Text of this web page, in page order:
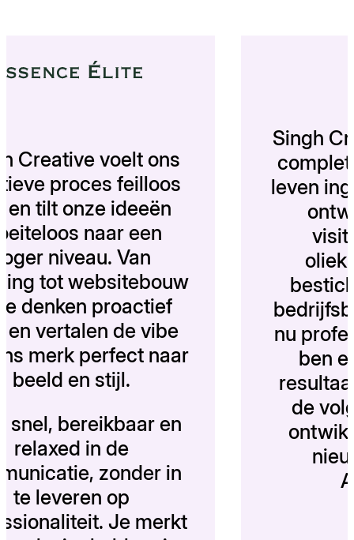
Singh Creative voelt ons
creatieve proces feilloos
aan en tilt onze ideeën
moeiteloos naar een
hoger niveau. Van
tot websitebouw
— ze denken proactief
mee en vertalen de vibe
ons merk perfect naar
beeld en stijl.
Altijd snel, bereikbaar en
relaxed in de
communicatie, zonder in
te leveren op
professionaliteit. Je merkt
nu